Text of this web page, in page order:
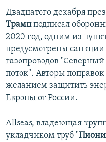
Двадцатого декабря
Трампподписал
2020 год, одним из
предусмотрены санкции
газопроводов
поток". Авторы
желанием защитить
Европы от России.
Allseas, владеющая
укладчиком труб "